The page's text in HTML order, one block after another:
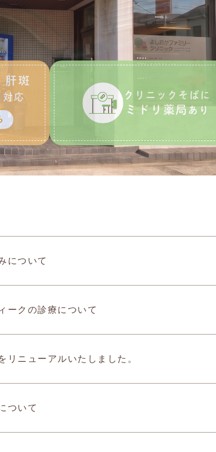
肝斑
対応 クリニックそばに
ミドリ薬局 あり
について
ークの診療について
リニューアルいたしました。
ついて